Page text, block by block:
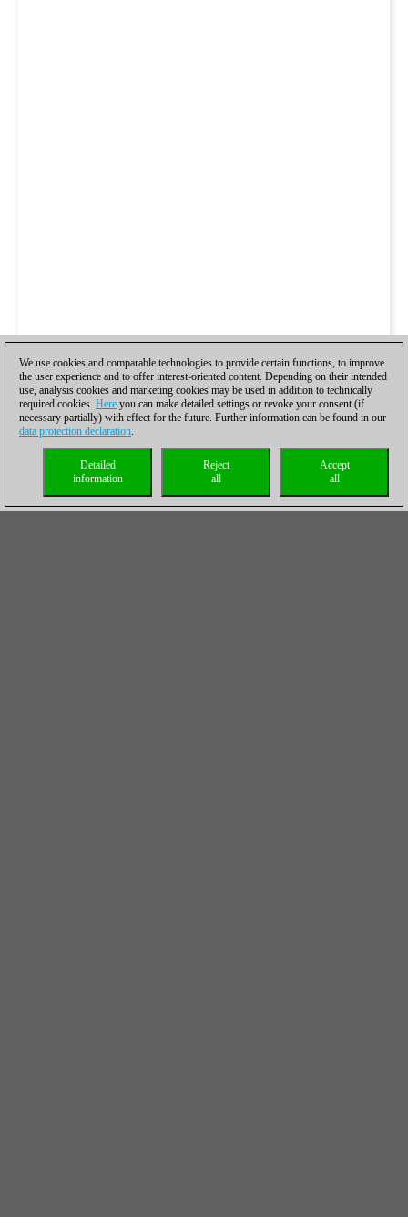
We use cookies and comparable technologies to provide certain functions, to improve
the user experience and to offer interest-oriented content. Depending on their intended
use, analysis cookies and marketing cookies may be used in addition to technically
required cookies. Here you can make detailed settings or revoke your consent (if
necessary partially) with effect for the future. Further information can be found in our
data protection declaration.
Accept
all
Reject
all
Detailed
information